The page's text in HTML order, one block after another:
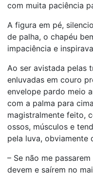
com muita paciência
A figura em pé,
de palha, o chapéu
impaciência e
Ao ser avistada pelas
enluvadas em couro
envelope pardo meio
com a palma para
magistralmente feito,
ossos, músculos e
pela luva, obviamente
– Se não me
devem e saírem no